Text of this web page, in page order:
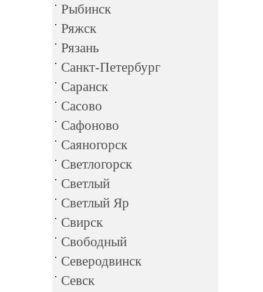
Рыбинск
Ряжск
Рязань
Санкт-Петербург
Саранск
Сасово
Сафоново
Саяногорск
Светлогорск
Светлый
Светлый Яр
Свирск
Свободный
Северодвинск
Севск